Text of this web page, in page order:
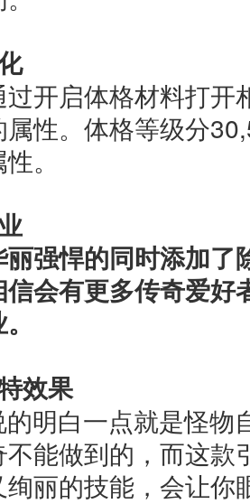
开启体格材料打开
性。体格等级分
。
强悍的同时添加了
会有更多传奇爱好
效果
明白一点就是怪物
能做到的，而这款
丽的技能，会让你